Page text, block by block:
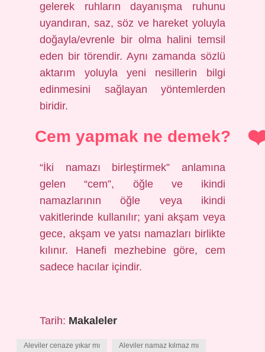
gelerek ruhların dayanışma ruhunu
uyandıran, saz, söz ve hareket yoluyla
doğayla/evrenle bir olma halini temsil
eden bir törendir. Aynı zamanda sözlü
aktarım yoluyla yeni nesillerin bilgi
edinmesini sağlayan yöntemlerden
biridir.
Cem yapmak ne demek?
“İki namazı birleştirmek” anlamına
gelen “cem”, öğle ve ikindi
namazlarının öğle veya ikindi
vakitlerinde kullanılır; yani akşam veya
gece, akşam ve yatsı namazları birlikte
kılınır. Hanefi mezhebine göre, cem
sadece hacılar içindir.
Tarih: Makaleler
Aleviler cenaze yıkar mı Aleviler namaz kılmaz mı